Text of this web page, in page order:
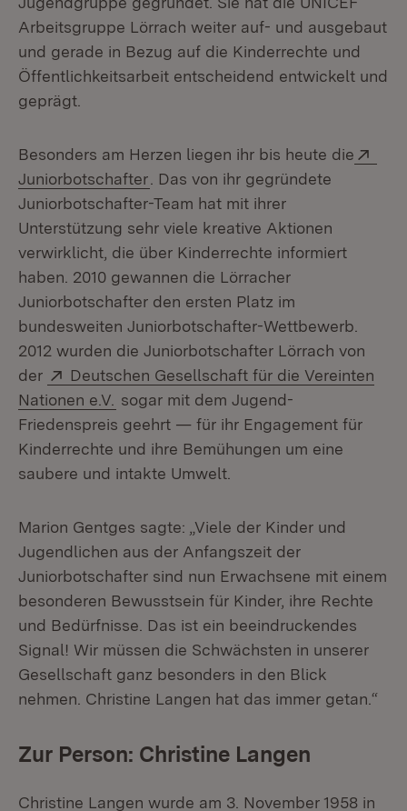
Arbeitsgruppe Lörrach weiter auf- und ausgebaut
und gerade in Bezug auf die Kinderrechte und
Öffentlichkeitsarbeit entscheidend entwickelt und
geprägt.
Besonders am Herzen liegen ihr bis heute die
Juniorbotschafter (Öffnet in neuem Fenster)
. Das von ihr gegründete
Juniorbotschafter-Team hat mit ihrer
Unterstützung sehr viele kreative Aktionen
verwirklicht, die über Kinderrechte informiert
haben. 2010 gewannen die Lörracher
Juniorbotschafter den ersten Platz im
bundesweiten Juniorbotschafter-Wettbewerb.
2012 wurden die Juniorbotschafter Lörrach von
der
Extern:
Deutschen Gesellschaft für die Vereinten
Nationen e.V. (Öffnet in neuem Fenster)
sogar mit dem Jugend-
Friedenspreis geehrt — für ihr Engagement für
Kinderrechte und ihre Bemühungen um eine
saubere und intakte Umwelt.
Marion Gentges sagte: „Viele der Kinder und
Jugendlichen aus der Anfangszeit der
Juniorbotschafter sind nun Erwachsene mit einem
besonderen Bewusstsein für Kinder, ihre Rechte
und Bedürfnisse. Das ist ein beeindruckendes
Signal! Wir müssen die Schwächsten in unserer
Gesellschaft ganz besonders in den Blick
nehmen. Christine Langen hat das immer getan.“
Zur Person: Christine Langen
Christine Langen wurde am 3. November 1958 in